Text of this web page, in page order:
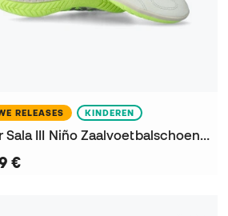
RELEASES KINDEREN
Super Sala III Niño Zaalvoetbalschoenen
€